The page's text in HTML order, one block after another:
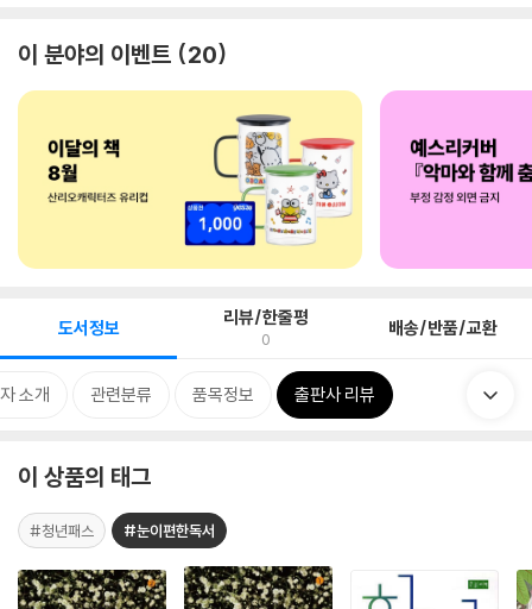
이 분야의 이벤트 20
도서정보 리뷰/한줄평
0 배송/반품/교환
소개 관련분류 품목정보 출판사 리뷰
이 상품의 태그
#청년패스 #눈이편한독서